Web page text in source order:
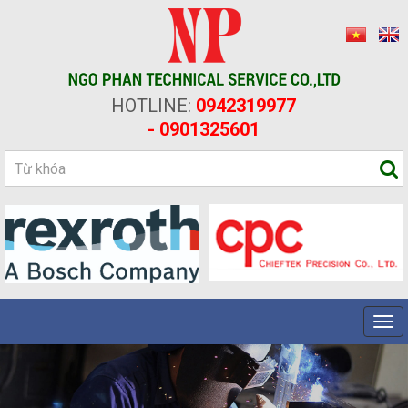
HOTLINE: 0942319977
- 0901325601